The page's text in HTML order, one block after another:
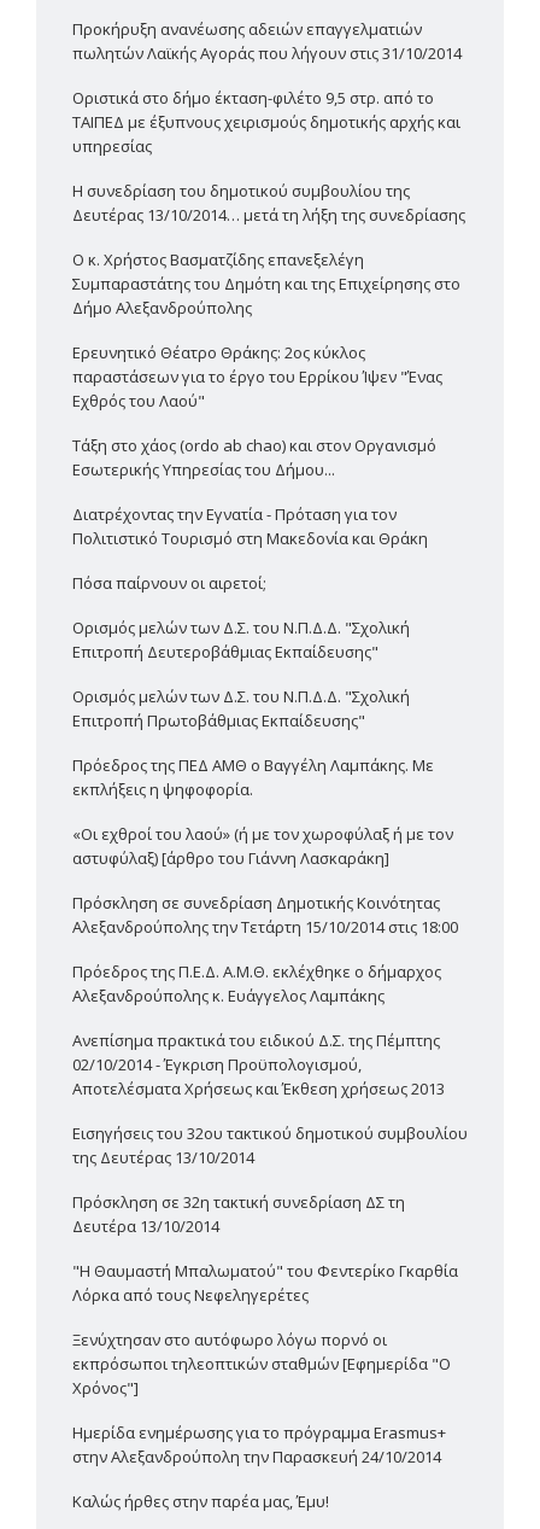
Προκήρυξη ανανέωσης αδειών επαγγελματιών
πωλητών Λαϊκής Αγοράς που λήγουν στις 31/10/2014
Οριστικά στο δήμο έκταση-φιλέτο 9,5 στρ. από το
ΤΑΙΠΕΔ με έξυπνους χειρισμούς δημοτικής αρχής και
υπηρεσίας
Η συνεδρίαση του δημοτικού συμβουλίου της
Δευτέρας 13/10/2014… μετά τη λήξη της συνεδρίασης
Ο κ. Χρήστος Βασματζίδης επανεξελέγη
Συμπαραστάτης του Δημότη και της Επιχείρησης στο
Δήμο Αλεξανδρούπολης
Ερευνητικό Θέατρο Θράκης: 2ος κύκλος
παραστάσεων για το έργο του Ερρίκου Ίψεν "Ένας
Εχθρός του Λαού"
Τάξη στο χάος (ordo ab chao) και στον Οργανισμό
Εσωτερικής Υπηρεσίας του Δήμου...
Διατρέχοντας την Εγνατία - Πρόταση για τον
Πολιτιστικό Τουρισμό στη Μακεδονία και Θράκη
Πόσα παίρνουν οι αιρετοί;
Ορισμός μελών των Δ.Σ. του Ν.Π.Δ.Δ. "Σχολική
Επιτροπή Δευτεροβάθμιας Εκπαίδευσης"
Ορισμός μελών των Δ.Σ. του Ν.Π.Δ.Δ. "Σχολική
Επιτροπή Πρωτοβάθμιας Εκπαίδευσης"
Πρόεδρος της ΠΕΔ ΑΜΘ ο Βαγγέλη Λαμπάκης. Με
εκπλήξεις η ψηφοφορία.
«Οι εχθροί του λαού» (ή με τον χωροφύλαξ ή με τον
αστυφύλαξ) [άρθρο του Γιάννη Λασκαράκη]
Πρόσκληση σε συνεδρίαση Δημοτικής Κοινότητας
Αλεξανδρούπολης την Τετάρτη 15/10/2014 στις 18:00
Πρόεδρος της Π.Ε.Δ. Α.Μ.Θ. εκλέχθηκε ο δήμαρχος
Αλεξανδρούπολης κ. Ευάγγελος Λαμπάκης
Ανεπίσημα πρακτικά του ειδικού Δ.Σ. της Πέμπτης
02/10/2014 - Έγκριση Προϋπολογισμού,
Αποτελέσματα Χρήσεως και Έκθεση χρήσεως 2013
Εισηγήσεις του 32ου τακτικού δημοτικού συμβουλίου
της Δευτέρας 13/10/2014
Πρόσκληση σε 32η τακτική συνεδρίαση ΔΣ τη
Δευτέρα 13/10/2014
"Η Θαυμαστή Μπαλωματού" του Φεντερίκο Γκαρθία
Λόρκα από τους Νεφεληγερέτες
Ξενύχτησαν στο αυτόφωρο λόγω πορνό οι
εκπρόσωποι τηλεοπτικών σταθμών [Εφημερίδα "Ο
Χρόνος"]
Ημερίδα ενημέρωσης για το πρόγραμμα Erasmus+
στην Αλεξανδρούπολη την Παρασκευή 24/10/2014
Καλώς ήρθες στην παρέα μας, Έμυ!